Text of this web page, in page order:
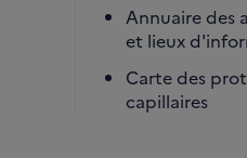
Annuaire des
et lieux
Carte des
capillaires